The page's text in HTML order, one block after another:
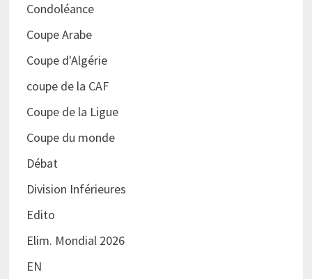
Condoléance
Coupe Arabe
Coupe d'Algérie
coupe de la CAF
Coupe de la Ligue
Coupe du monde
Débat
Division Inférieures
Edito
Elim. Mondial 2026
EN